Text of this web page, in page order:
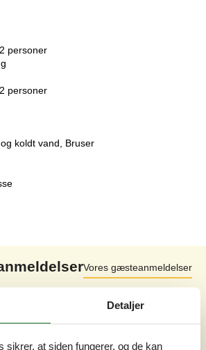
personer
personer
koldt vand, Bruser
Vores gæsteanmeldelser
vurderinger
vurdering fra d. 06-05-2024
Detaljer
sikrer, at siden fungerer, og de kan